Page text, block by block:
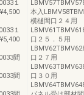
１
１
間
間
本入
横樋間口２４用
口２５．５用
口２７用
口３０用